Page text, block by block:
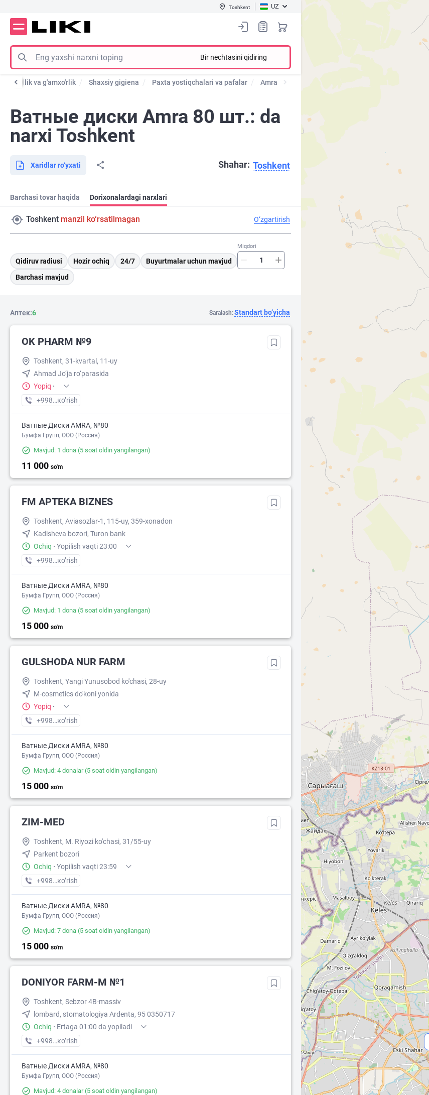
Toshkent UZ
Bir nechtasini qidiring
Go'zallik va g'amxo'rlik Shaxsiy gigiena Paxta yostiqchalari va pafalar Amrа
Ватные диски Amra 80 шт.: da
narxi Toshkent
Shahar: Toshkent
Xaridlar ro‘yxati
Barchasi tovar haqida Dorixonalardagi narxlari
Toshkent manzil ko‘rsatilmagan O‘zgartirish
Qidiruv radiusi Hozir ochiq 24/7 Buyurtmalar uchun mavjud
Miqdori
Barchasi mavjud
Аптек:6 Saralash:Standart bo‘yicha
OK PHARM №9
Toshkent, 31-kvartal, 11-uy
Ahmad Jo‘ja ro‘parasida
Yopiq ·
+998 (90) XXX-XX-XX
кo’rish
Ватные Диски AMRA, №80
Бумфа Групп, ООО (Россия)
Mavjud: 1 dona (5 soat oldin yangilangan)
11 000 so'm
FM APTEKA BIZNES
Toshkent, Aviasozlar-1, 115-uy, 359-xonadon
Kadisheva bozori, Turon bank
Ochiq · Yopilish vaqti 23:00
+998 (55) XXX-XX-XX
кo’rish
Ватные Диски AMRA, №80
Бумфа Групп, ООО (Россия)
Mavjud: 1 dona (5 soat oldin yangilangan)
15 000 so'm
GULSHODA NUR FARM
Toshkent, Yangi Yunusobod ko'chasi, 28-uy
M-cosmetics do'koni yonida
Yopiq ·
+998 (93) XXX-XX-XX
кo’rish
Ватные Диски AMRA, №80
Бумфа Групп, ООО (Россия)
Mavjud: 4 donalar(5 soat oldin yangilangan)
15 000 so'm
ZIM-MED
Toshkent, M. Riyozi ko'chasi, 31/55-uy
Parkent bozori
Ochiq · Yopilish vaqti 23:59
+998 (55) XXX-XX-XX
кo’rish
Ватные Диски AMRA, №80
Бумфа Групп, ООО (Россия)
Mavjud: 7 dona (5 soat oldin yangilangan)
15 000 so'm
DONIYOR FARM-M №1
Toshkent, Sebzor 4B-massiv
lombard, stomatologiya Ardenta, 95 0350717
Ochiq · Ertaga 01:00 da yopiladi
+998 (71) XXX-XX-XX
кo’rish
Ватные Диски AMRA, №80
Бумфа Групп, ООО (Россия)
Mavjud: 4 donalar(5 soat oldin yangilangan)